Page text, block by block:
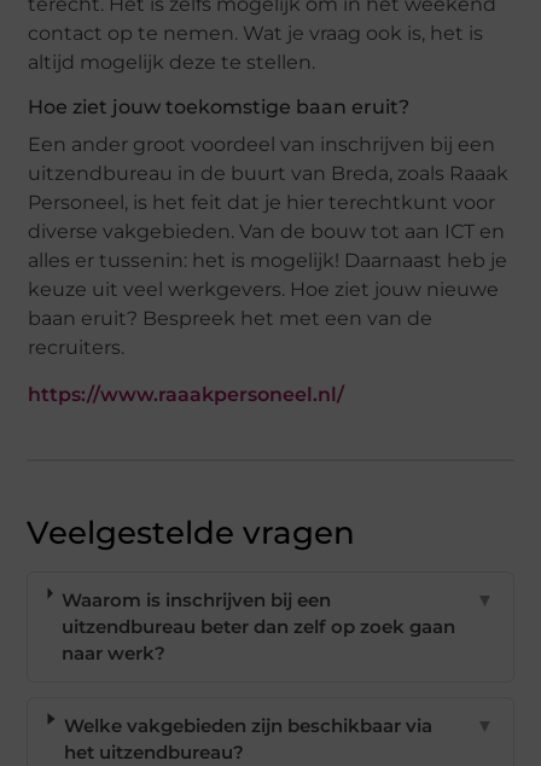
contact op te nemen. Wat je vraag ook is, het is
altijd mogelijk deze te stellen.
Hoe ziet jouw toekomstige baan eruit?
Een ander groot voordeel van inschrijven bij een
uitzendbureau in de buurt van Breda, zoals Raaak
Personeel, is het feit dat je hier terechtkunt voor
diverse vakgebieden. Van de bouw tot aan ICT en
alles er tussenin: het is mogelijk! Daarnaast heb je
keuze uit veel werkgevers. Hoe ziet jouw nieuwe
baan eruit? Bespreek het met een van de
recruiters.
https://www.raaakpersoneel.nl/
Veelgestelde vragen
Waarom is inschrijven bij een
uitzendbureau beter dan zelf op zoek gaan
naar werk?
▼
Welke vakgebieden zijn beschikbaar via
het uitzendbureau?
▼